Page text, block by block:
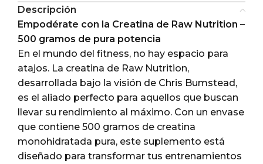
Descripción
Empodérate con la Creatina de Raw Nutrition –
500 gramos de pura potencia
En el mundo del fitness, no hay espacio para
atajos. La creatina de Raw Nutrition,
desarrollada bajo la visión de Chris Bumstead,
es el aliado perfecto para aquellos que buscan
llevar su rendimiento al máximo. Con un envase
que contiene 500 gramos de creatina
monohidratada pura, este suplemento está
diseñado para transformar tus entrenamientos